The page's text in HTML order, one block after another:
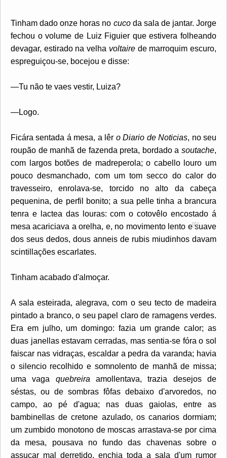
Tinham dado onze horas no cucoda sala de jantar. Jorge
fechou o volume de Luiz Figuier que estivera folheando
devagar, estirado na velha voltairede marroquim escuro,
espreguiçou-se, bocejou e disse:
—Tu não te vaes vestir, Luiza?
—Logo.
Ficára sentada á mesa, a lêr o Diario de Noticias, no seu
roupão de manhã de fazenda preta, bordado a soutache,
com largos botões de madreperola; o cabello louro um
pouco desmanchado, com um tom secco do calor do
travesseiro, enrolava-se, torcido no alto da cabeça
pequenina, de perfil bonito; a sua pelle tinha a brancura
tenra e lactea das louras: com o cotovêlo encostado á
mesa acariciava
[6]
a orelha, e, no movimento lento e suave
dos seus dedos, dous anneis de rubis miudinhos davam
scintillações escarlates.
Tinham acabado d'almoçar.
A sala esteirada, alegrava, com o seu tecto de madeira
pintado a branco, o seu papel claro de ramagens verdes.
Era em julho, um domingo: fazia um grande calor; as
duas janellas estavam cerradas, mas sentia-se fóra o sol
faiscar nas vidraças, escaldar a pedra da varanda; havia
o silencio recolhido e somnolento de manhã de missa;
uma vaga quebreira amollentava, trazia desejos de
séstas, ou de sombras fôfas debaixo d'arvoredos, no
campo, ao pé d'agua; nas duas gaiolas, entre as
bambinellas de cretone azulado, os canarios dormiam;
um zumbido monotono de moscas arrastava-se por cima
da mesa, pousava no fundo das chavenas sobre o
assucar mal derretido, enchia toda a sala d'um rumor